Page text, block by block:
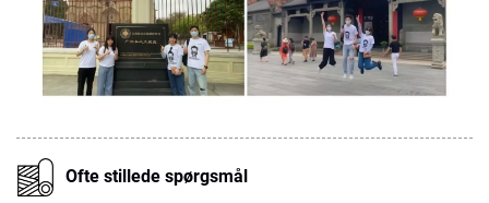
Ofte stillede spørgsmål